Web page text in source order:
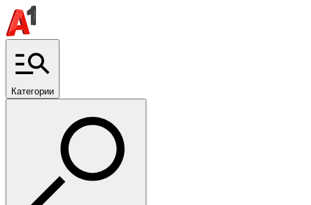
Категории